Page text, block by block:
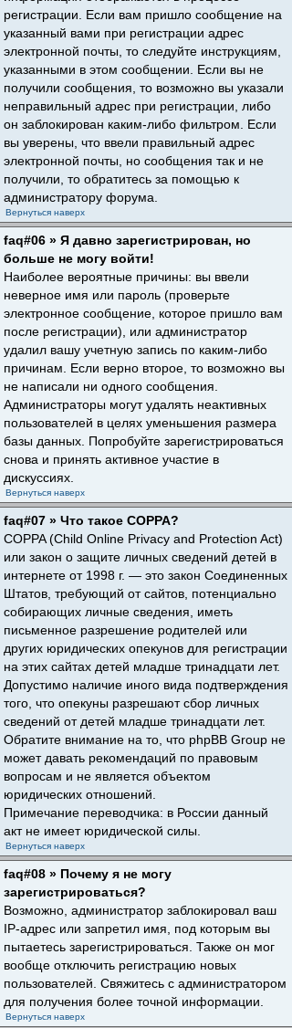
регистрации. Если вам пришло сообщение на
указанный вами при регистрации адрес
электронной почты, то следуйте инструкциям,
указанными в этом сообщении. Если вы не
получили сообщения, то возможно вы указали
неправильный адрес при регистрации, либо
он заблокирован каким-либо фильтром. Если
вы уверены, что ввели правильный адрес
электронной почты, но сообщения так и не
получили, то обратитесь за помощью к
администратору форума.
Вернуться наверх
faq#06 » Я давно зарегистрирован, но
больше не могу войти!
Наиболее вероятные причины: вы ввели
неверное имя или пароль (проверьте
электронное сообщение, которое пришло вам
после регистрации), или администратор
удалил вашу учетную запись по каким-либо
причинам. Если верно второе, то возможно вы
не написали ни одного сообщения.
Администраторы могут удалять неактивных
пользователей в целях уменьшения размера
базы данных. Попробуйте зарегистрироваться
снова и принять активное участие в
дискуссиях.
Вернуться наверх
faq#07 » Что такое COPPA?
COPPA (Child Online Privacy and Protection Act)
или закон о защите личных сведений детей в
интернете от 1998 г. — это закон Соединенных
Штатов, требующий от сайтов, потенциально
собирающих личные сведения, иметь
письменное разрешение родителей или
других юридических опекунов для регистрации
на этих сайтах детей младше тринадцати лет.
Допустимо наличие иного вида подтверждения
того, что опекуны разрешают сбор личных
сведений от детей младше тринадцати лет.
Обратите внимание на то, что phpBB Group не
может давать рекомендаций по правовым
вопросам и не является объектом
юридических отношений.
Примечание переводчика: в России данный
акт не имеет юридической силы.
Вернуться наверх
faq#08 » Почему я не могу
зарегистрироваться?
Возможно, администратор заблокировал ваш
IP-адрес или запретил имя, под которым вы
пытаетесь зарегистрироваться. Также он мог
вообще отключить регистрацию новых
пользователей. Свяжитесь с администратором
для получения более точной информации.
Вернуться наверх